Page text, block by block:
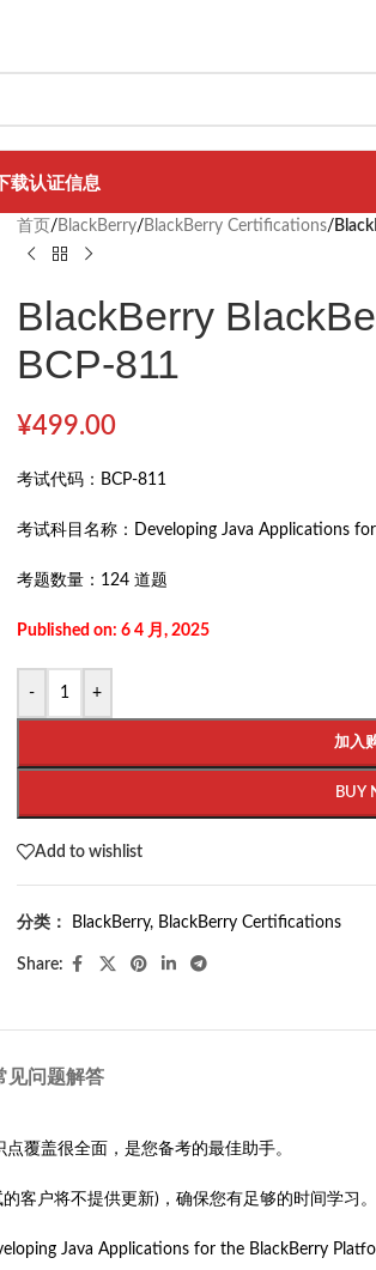
载认证信息
首页 / BlackBerry/ BlackBerry Certifications/
BlackBerry
BCP-811
¥499.00
考试代码： BCP-811
考试科目名称： Developing Java Applications
考题数量： 124 道题
Published on: 6 4 月, 2025
- +
加入
BUY
Add to wishlist
分类： BlackBerry, BlackBerry Certifications
Share:
见问题解答
覆盖很全面，是您备考的最佳助手。
客户将不提供更新)，确保您有足够的时间学习。
Java Applications for the BlackBerry